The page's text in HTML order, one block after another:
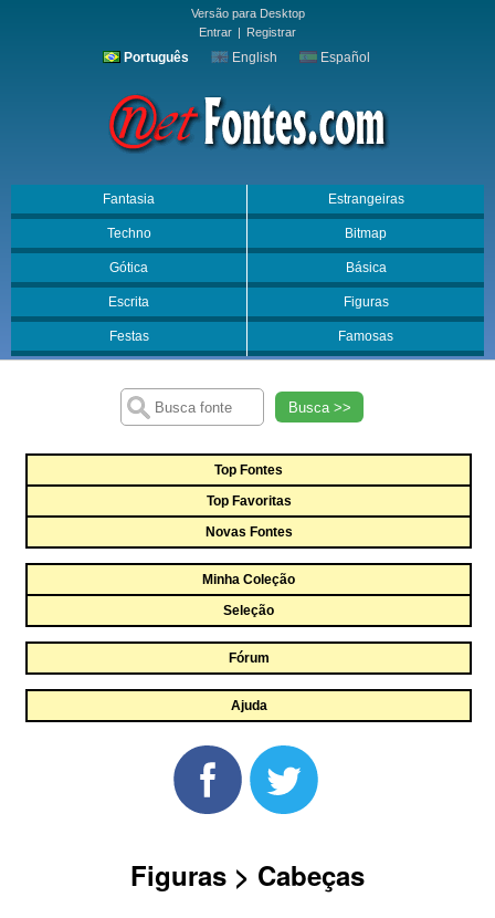
Versão para Desktop
Entrar | Registrar
Português English Español
Fantasia Estrangeiras
Techno Bitmap
Gótica Básica
Escrita Figuras
Festas Famosas
Busca >>
Top Fontes
Top Favoritas
Novas Fontes
Minha Coleção
Seleção
Fórum
Ajuda
Figuras > Cabeças